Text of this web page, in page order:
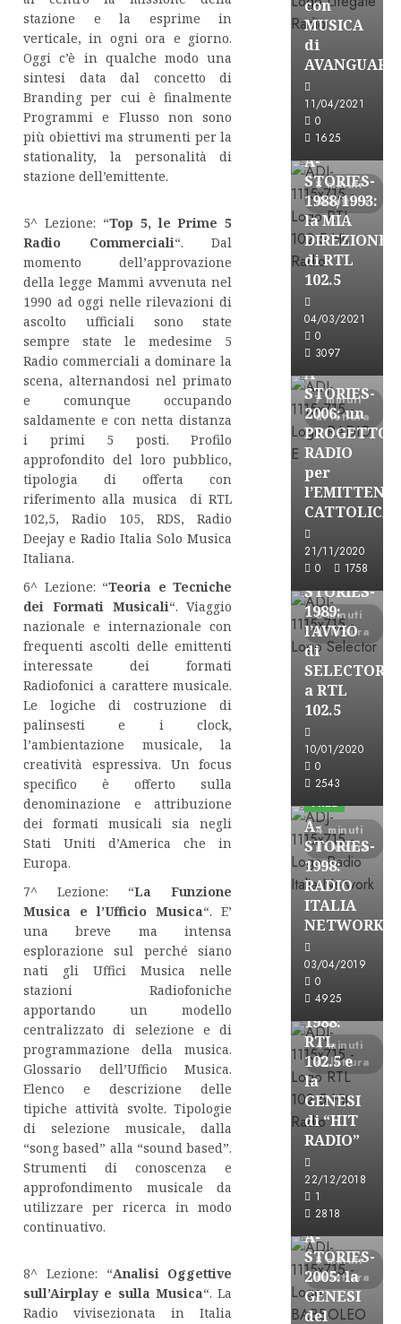
stazione e la esprime in
verticale, in ogni ora e giorno.
Oggi c’è in qualche modo una
sintesi data dal concetto di
Branding per cui è finalmente
Programmi e Flusso non sono
più obiettivi ma strumenti per la
stationality, la personalità di
stazione dell’emittente.
5^ Lezione: “Top 5, le Prime 5
Radio Commerciali“. Dal
momento dell’approvazione
della legge Mammì avvenuta nel
1990 ad oggi nelle rilevazioni di
ascolto ufficiali sono state
sempre state le medesime 5
Radio commerciali a dominare la
scena, alternandosi nel primato
e comunque occupando
saldamente e con netta distanza
i primi 5 posti. Profilo
approfondito del loro pubblico,
tipologia di offerta con
riferimento alla musica di RTL
102,5, Radio 105, RDS, Radio
Deejay e Radio Italia Solo Musica
Italiana.
6^ Lezione: “Teoria e Tecniche
dei Formati Musicali“. Viaggio
nazionale e internazionale con
frequenti ascolti delle emittenti
interessate dei formati
Radiofonici a carattere musicale.
Le logiche di costruzione di
palinsesti e i clock,
l’ambientazione musicale, la
creatività espressiva. Un focus
specifico è offerto sulla
denominazione e attribuzione
dei formati musicali sia negli
Stati Uniti d’America che in
Europa.
7^ Lezione: “La Funzione
Musica e l’Ufficio Musica“. E’
una breve ma intensa
esplorazione sul perché siano
nati gli Uffici Musica nelle
stazioni Radiofoniche
apportando un modello
centralizzato di selezione e di
programmazione della musica.
Glossario dell’Ufficio Musica.
Elenco e descrizione delle
tipiche attività svolte. Tipologie
di selezione musicale, dalla
“song based” alla “sound based”.
Strumenti di conoscenza e
approfondimento musicale da
utilizzare per ricerca in modo
continuativo.
8^ Lezione: “Analisi Oggettive
sull’Airplay e sulla Musica“. La
Radio vivisezionata in Italia
con
MUSICA
di
11/04/2021
0
1625
8 minuti
di lettura
Formazione
FREE
A-
STORIES-
1988/1993:
la MIA
DIREZIONE
di RTL
102.5
04/03/2021
0
3097
7 minuti
di lettura
Formazione
FREE
A-
STORIES-
2006: un
PROGETTO
RADIO
per
CATTOLICA
21/11/2020
0
1758
6 minuti
di lettura
A-Stories
FREE
A-
STORIES-
1989:
l’AVVIO
di
SELECTOR
a RTL
102.5
10/01/2020
0
2543
4 minuti
di lettura
A-Stories
Formazione
FREE
A-
STORIES-
1998:
RADIO
ITALIA
NETWORK
03/04/2019
0
4925
4 minuti
di lettura
A-Stories
FREE
A-
STORIES-
1988:
RTL
102.5 e
la
GENESI
di “HIT
RADIO”
22/12/2018
1
2818
8 minuti
di lettura
Formazione
FREE
A-
STORIES-
2005: la
GENESI
del